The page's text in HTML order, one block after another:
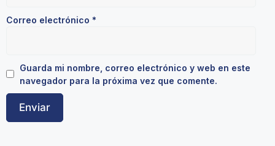
Correo electrónico *
Guarda mi nombre, correo electrónico y web en este
navegador para la próxima vez que comente.